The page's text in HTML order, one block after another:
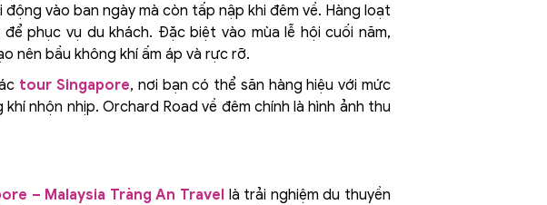
vào ban ngày mà còn tấp nập khi đêm về. Hàng loạt
phục vụ du khách. Đặc biệt vào mùa lễ hội cuối năm,
nên bầu không khí ấm áp và rực rỡ.
tour Singapore, nơi bạn có thể săn hàng hiệu với mức
nhộn nhịp. Orchard Road về đêm chính là hình ảnh thu
– Malaysia Tràng An Travel là trải nghiệm du thuyền